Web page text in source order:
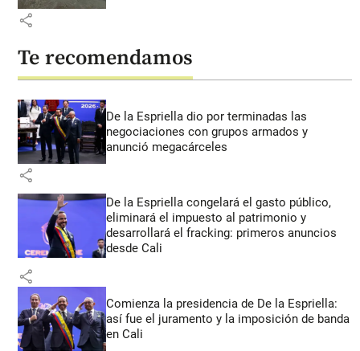
share
Te recomendamos
De la Espriella dio por terminadas las
negociaciones con grupos armados y
anunció megacárceles
share
De la Espriella congelará el gasto público,
eliminará el impuesto al patrimonio y
desarrollará el fracking: primeros anuncios
desde Cali
share
Comienza la presidencia de De la Espriella:
así fue el juramento y la imposición de banda
en Cali